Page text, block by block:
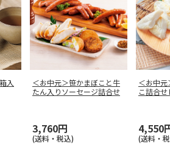
入
＜お中元＞笹かまぼこと牛
たん入りソーセージ詰合せ
3,760円
(送料・税込)
＜お中
こ詰合せ
4,550
(送料・